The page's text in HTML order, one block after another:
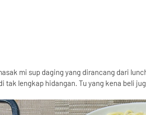
mi sup daging yang dirancang dari
tak lengkap hidangan. Tu yang kena beli